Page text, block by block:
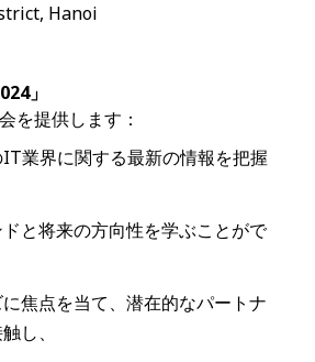
Hanoi
」
を提供します：
業界に関する最新の情報を把握
と将来の方向性を学ぶことがで
焦点を当て、潜在的なパートナ
し、